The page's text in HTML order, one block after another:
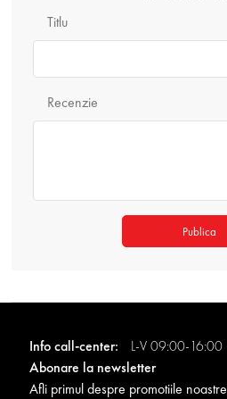
Titlu
Recenzie
Publica
Info call-center:
L-V 09:00-16:00
Abonare la newsletter
Afli primul despre promotiile noastre